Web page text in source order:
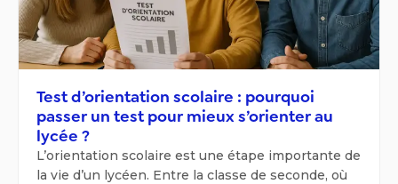
Test d’orientation scolaire : pourquoi
passer un test pour mieux s’orienter au
lycée ?
L’orientation scolaire est une étape importante de
la vie d’un lycéen. Entre la classe de seconde, où